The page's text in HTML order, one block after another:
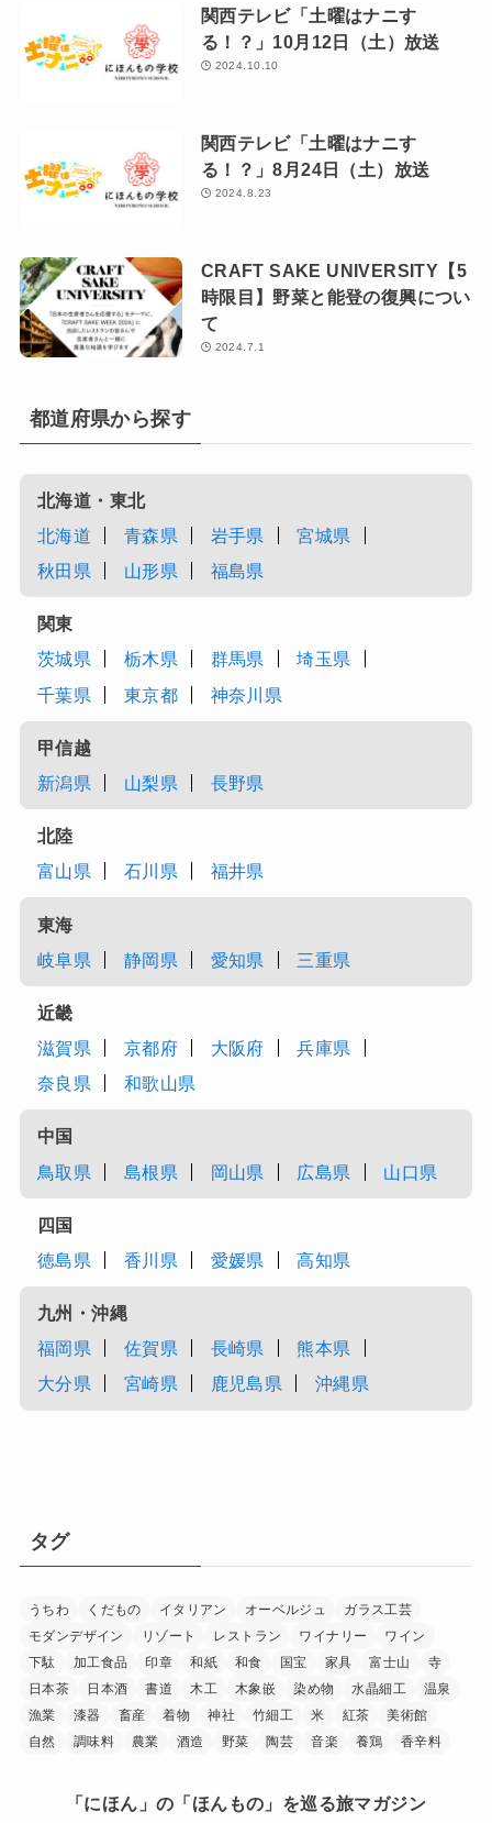
関西テレビ「土曜はナニす
る！？」10月12日（土）放送
2024.10.10
関西テレビ「土曜はナニす
る！？」8月24日（土）放送
2024.8.23
CRAFT SAKE UNIVERSITY【5
時限目】野菜と能登の復興につい
て
2024.7.1
都道府県から探す
北海道・東北
北海道
青森県 岩手県
宮城県
秋田県
山形県 福島県
関東
茨城県
栃木県 群馬県
埼玉県
千葉県
東京都 神奈川県
甲信越
新潟県
山梨県 長野県
北陸
富山県
石川県 福井県
東海
岐阜県
静岡県 愛知県 三重県
近畿
滋賀県
京都府 大阪府
兵庫県
奈良県
和歌山県
中国
鳥取県
島根県 岡山県 広島県 山口県
四国
徳島県
香川県 愛媛県 高知県
九州・沖縄
福岡県
佐賀県 長崎県
熊本県
大分県
宮崎県 鹿児島県 沖縄県
タグ
うちわ くだもの イタリアン オーベルジュ
ガラス工芸
モダンデザイン
リゾート レストラン ワイナリー
ワイン
下駄
加工食品 印章 和紙 和食 国宝 家具 富士山
寺
日本茶
日本酒 書道 木工 木象嵌 染め物 水晶細工
温泉
漁業
漆器 畜産 着物 神社 竹細工 米 紅茶
美術館
自然
調味料 農業 酒造 野菜 陶芸 音楽 養鶏 香辛料
「にほん」の「ほんもの」を巡る旅マガジン